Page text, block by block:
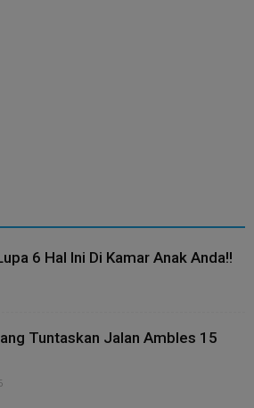
6 Hal Ini Di Kamar Anak Anda!!
Tuntaskan Jalan Ambles 15